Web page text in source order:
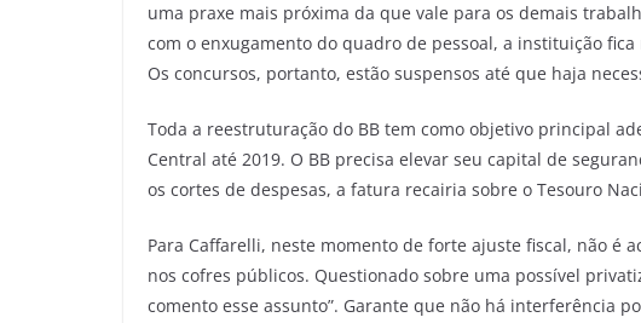
uma praxe mais próxima da que vale para os demais
com o enxugamento do quadro de pessoal, a instituição
Os concursos, portanto, estão suspensos até que haja
Toda a reestruturação do BB tem como objetivo principal
Central até 2019. O BB precisa elevar seu capital de
os cortes de despesas, a fatura recairia sobre o Tesouro
Para Caffarelli, neste momento de forte ajuste fiscal, não é
nos cofres públicos. Questionado sobre uma possível
comento esse assunto”. Garante que não há interferência